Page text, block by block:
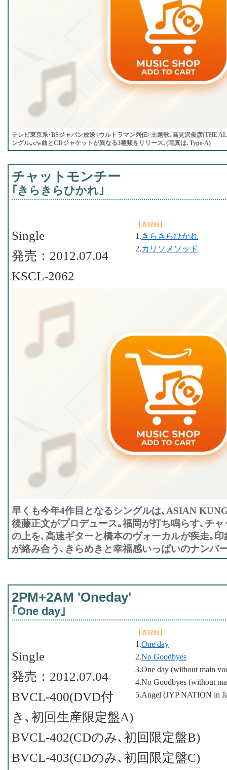
テレビ東京系･BSジャパン放送<ウルトラマン列伝>主題歌｡高見沢俊彦(THE
ングル｡c/w曲とCDジャケットが異なる3種類をリリース｡(写真は､Type-A)
チャットモンチー
｢きらきらひかれ｣
【収録曲】
1.きらきらひかれ
2.カリソメソッド
Single
発売：2012.07.04
KSCL-2062
早くも今年4作目となるシングルは､ASIAN
後藤正文がプロデュース｡福岡が打ち鳴らす､チ
の上を､高速ギターと橋本のヴォーカルが疾走｡
が絡み合う､きらめきと幸福感いっぱいのナンバ
2PM+2AM 'Oneday'
｢One day｣
【収録曲】
1.One day
2.No Goodbyes
3.One day (without main
4.No Goodbyes (without
5.Angel (JYP NATION in
Single
発売：2012.07.04
BVCL-400(DVD付
き､初回生産限定盤A)
BVCL-402(CDのみ､初回限定盤B)
BVCL-403(CDのみ､初回限定盤C)